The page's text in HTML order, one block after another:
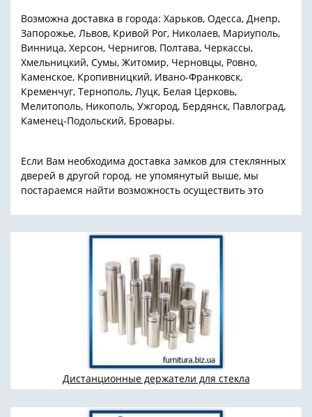
Возможна доставка в города: Харьков, Одесса, Днепр,
Запорожье, Львов, Кривой Рог, Николаев, Мариуполь,
Винница, Херсон, Чернигов, Полтава, Черкассы,
Хмельницкий, Сумы, Житомир, Черновцы, Ровно,
Каменское, Кропивницкий, Ивано-Франковск,
Кременчуг, Тернополь, Луцк, Белая Церковь,
Мелитополь, Никополь, Ужгород, Бердянск, Павлоград,
Каменец-Подольский, Бровары.
Если Вам необходима доставка замков для стеклянных
дверей в другой город. не упомянутый выше, мы
постараемся найти возможность осуществить это
Дистанционные держатели для стекла